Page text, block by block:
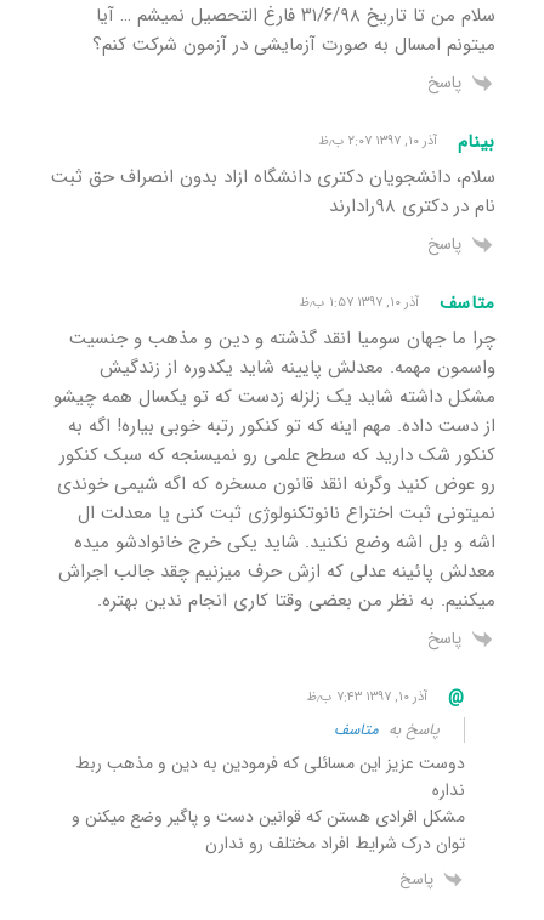
سلام من تا تاریخ ۳۱/۶/۹۸ فارغ التحصیل نمیشم … آیا
میتونم امسال به صورت آزمایشی در آزمون شرکت کنم؟
پاسخ
بینام آذر ۱۰, ۱۳۹۷ ۲:۰۷ ب٫ظ
سلام، دانشجویان دکتری دانشگاه ازاد بدون انصراف حق ثبت
نام در دکتری ۹۸رادارند
پاسخ
متاسف آذر ۱۰, ۱۳۹۷ ۱:۵۷ ب٫ظ
چرا ما جهان سومیا انقد گذشته و دین و مذهب و جنسیت
واسمون مهمه. معدلش پایینه شاید یکدوره از زندگیش
مشکل داشته شاید یک زلزله زدست که تو یکسال همه چیشو
از دست داده. مهم اینه که تو کنکور رتبه خوبی بیاره! اگه به
کنکور شک دارید که سطح علمی رو نمیسنجه که سبک کنکور
رو عوض کنید وگرنه انقد قانون مسخره که اگه شیمی خوندی
نمیتونی ثبت اختراع نانوتکنولوژی ثبت کنی یا معدلت ال
اشه و بل اشه وضع نکنید. شاید یکی خرج خانوادشو میده
معدلش پائینه عدلی که ازش حرف میزنیم چقد جالب اجراش
میکنیم. به نظر من بعضی وقتا کاری انجام ندین بهتره.
پاسخ
@ آذر ۱۰, ۱۳۹۷ ۷:۴۳ ب٫ظ
پاسخ به متاسف
دوست عزیز این مسائلی که فرمودین به دین و مذهب ربط
نداره
مشکل افرادی هستن که قوانین دست و پاگیر وضع میکنن و
توان درک شرایط افراد مختلف رو ندارن
پاسخ